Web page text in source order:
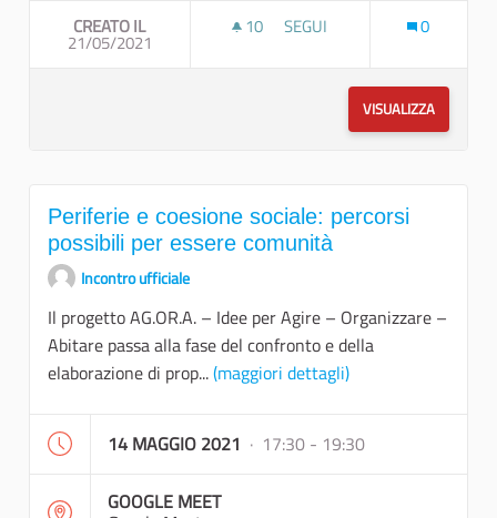
CREATO IL
21/05/2021
10 10 SOSTENITORI
SEGUI 0
VISUALIZZA
Periferie e coesione sociale: percorsi
possibili per essere comunità
Incontro ufficiale
Il progetto AG.OR.A. – Idee per Agire – Organizzare –
Abitare passa alla fase del confronto e della
elaborazione di prop...(maggiori dettagli)
14 MAGGIO 2021 · 17:30 - 19:30
GOOGLE MEET